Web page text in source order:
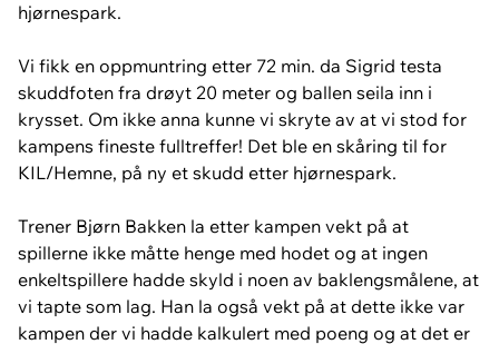
hjørnespark.
Vi fikk en oppmuntring etter 72 min. da Sigrid testa
skuddfoten fra drøyt 20 meter og ballen seila inn i
krysset. Om ikke anna kunne vi skryte av at vi stod for
kampens fineste fulltreffer! Det ble en skåring til for
KIL/Hemne, på ny et skudd etter hjørnespark.
Trener Bjørn Bakken la etter kampen vekt på at
spillerne ikke måtte henge med hodet og at ingen
enkeltspillere hadde skyld i noen av baklengsmålene, at
vi tapte som lag. Han la også vekt på at dette ikke var
kampen der vi hadde kalkulert med poeng og at det er